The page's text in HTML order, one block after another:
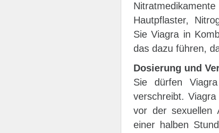
Hautpflaster,
Sie Viagra in
das dazu führen,
Dosierung und
Sie dürfen
verschreibt.
vor der sexuellen
einer halben